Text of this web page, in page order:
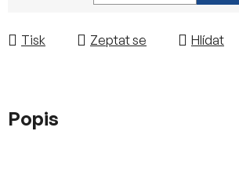
Tisk Zeptat se Hlídat
Popis